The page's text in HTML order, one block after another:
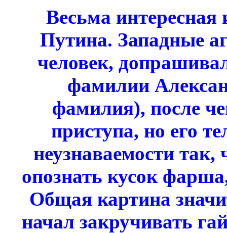
Весьма
Путина. Западные
человек,
фамилии
фамилия), после
приступа, но его
неузнаваемости так,
опознать кусок
Общая картина
начал закручивать